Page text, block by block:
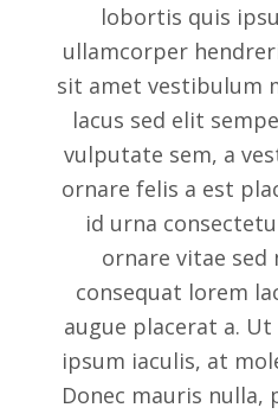
lobortis quis
ullamcorper
sit amet vestibulum
lacus sed elit
vulputate sem, a
ornare felis a est
id urna
ornare vitae sed
consequat lorem
augue placerat a.
ipsum iaculis, at
Donec mauris